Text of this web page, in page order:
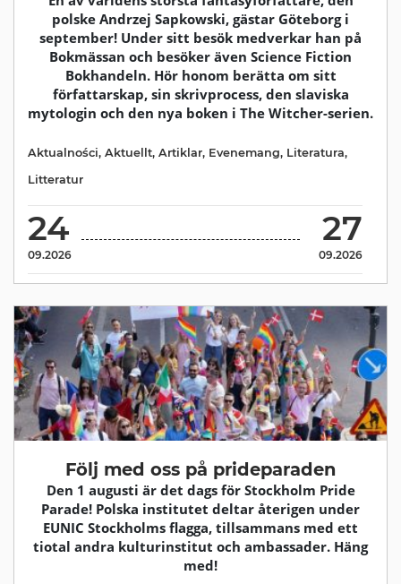
polske Andrzej Sapkowski, gästar Göteborg i
september! Under sitt besök medverkar han på
Bokmässan och besöker även Science Fiction
Bokhandeln. Hör honom berätta om sitt
författarskap, sin skrivprocess, den slaviska
mytologin och den nya boken i The Witcher-serien.
24
09.2026
27
09.2026
Aktualności, Aktuellt, Artiklar, Evenemang, Literatura,
Litteratur
Följ med oss på prideparaden
Den 1 augusti är det dags för Stockholm Pride
Parade! Polska institutet deltar återigen under
EUNIC Stockholms flagga, tillsammans med ett
tiotal andra kulturinstitut och ambassader. Häng
med!